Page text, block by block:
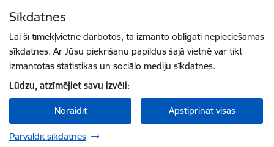
Sīkdatnes
Lai šī tīmekļvietne darbotos, tā izmanto obligāti nepieciešamās
sīkdatnes. Ar Jūsu piekrišanu papildus šajā vietnē var tikt
izmantotas statistikas un sociālo mediju sīkdatnes.
Lūdzu, atzīmējiet savu izvēli:
Noraidīt Apstiprināt visas
Pārvaldīt sīkdatnes